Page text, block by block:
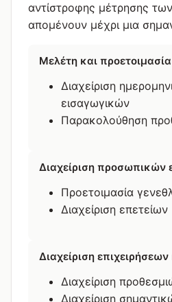
αντίστροφης μέτρησης
απομένουν μέχρι μια
Μελέτη και
Διαχείριση
εισαγωγικών
Παρακολούθηση
Διαχείριση προσωπικών
Προετοιμασία
Διαχείριση επετείων
Διαχείριση
Διαχείριση
Διαχείριση